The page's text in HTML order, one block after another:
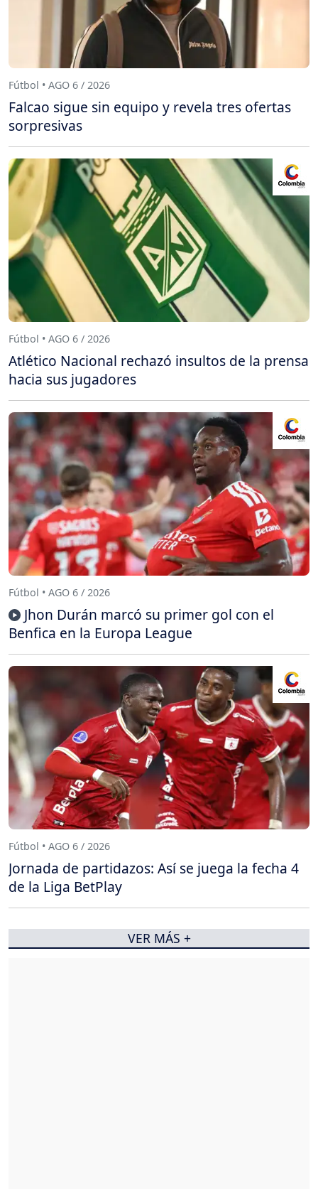
Fútbol • AGO 6 / 2026
Falcao sigue sin equipo y revela tres ofertas
sorpresivas
Fútbol • AGO 6 / 2026
Atlético Nacional rechazó insultos de la prensa
hacia sus jugadores
Fútbol • AGO 6 / 2026
Jhon Durán marcó su primer gol con el
Benfica en la Europa League
Fútbol • AGO 6 / 2026
Jornada de partidazos: Así se juega la fecha 4
de la Liga BetPlay
VER MÁS +